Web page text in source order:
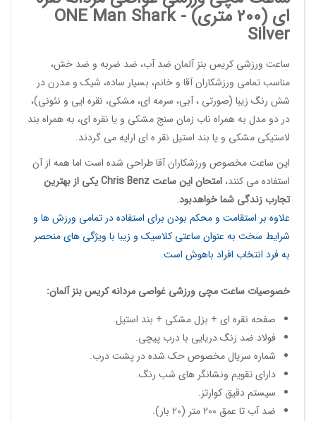
ای (200 متری) - ONE Man Shark
Silver
ساعت ورزشی کریس بنز آلمان ضد آب، ضد ضربه و ضد خش،
مناسب تمامی ورزشکاران آقا و خانم، بسیار ساده، شیک و مدرن در
شش رنگ زیبا (صورتی ، آبی، سرمه ای، مشکی، نقره ایی و نئونی)،
در دو مدل به همراه ناب زمان سنج مشکی و یا نقره ای، به همراه بند
لاستیکی مشکی و یا بند استیل نقر ه ای ارایه می گردند.
این ساعت مخصوص ورزشکاران آقاطراحی شده است اما همه از آن
استفاده می کنند، امتحان این ساعتChris Benzیکی از بهترین
تجارب زندگی شما خواهدبود.
علاوه بر استقامت و محکم بودن برای استفاده در تمامی ورزش ها و
شرایط سخت به عنوان ساعتی کلاسیک و زیبا با ویژگی های منحصر
به فرد انتخاب افراد باهوش است.
خصوصیات ساعت مچی ورزشی غواصی مردانهکریس بنز آلمان:
صفحه نقره ای + بزل مشکی + بند استیل.
فولاد ضد زنگ دریایی با درب پیچی.
شماره سریال مخصوص حک شده در پشت درب.
دارای تقویم ونشانگر های شب رنگ.
سیستم دقیق کوارتز.
ضد آب تا عمق 200 متر (20 بار).